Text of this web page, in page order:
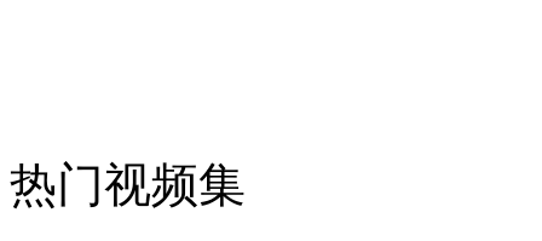
纽约上演“枕头大战”
热门视频集